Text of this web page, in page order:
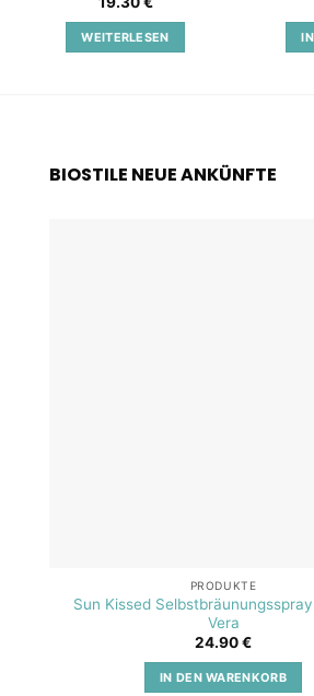
mit5von
5
WEITERLESEN
BIOSTILE NEUE ANKÜNFTE
PRODUKTE
Sun Kissed
Vera
24.90€
IN DEN WARENKORB